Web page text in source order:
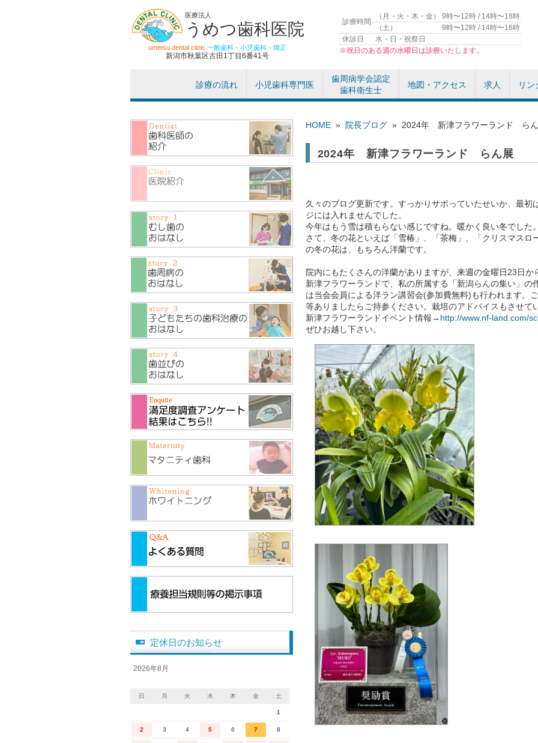
医療法人
うめつ歯科医院
umetsu dental clinic 一般歯科・小児歯科・矯正
新潟市秋葉区古田1丁目6番41号
診療時間
（月・火・木・金）
9時〜12時 / 14時〜18時
（土）
9時〜12時 / 14時〜16時
休診日
水・日・祝祭日
※祝日のある週の水曜日は診療いたします。
診療の流れ 小児歯科専門医
歯周病学会認定
歯科衛生士
地図・アクセス 求人 リン
HOME » 院長ブログ » 2024年 新津フラワーランド ら
2024年 新津フラワーランド らん展
久々のブログ更新です。すっかりサボっていたせいか、最初
ジには入れませんでした。
今年はもう雪は積もらない感じですね。暖かく良い冬でした。
さて、冬の花といえば「雪椿」、「茶梅」、「クリスマスロ
の冬の花は、もちろん洋蘭です。
院内にもたくさんの洋蘭がありますが、来週の金曜日23日
新津フラワーランドで、私の所属する「新潟らんの集い」の
は当会会員による洋ラン講習会(参加費無料)も行われます。
等ありましたらご持参ください。栽培のアドバイスもさせて
新津フラワーランドイベント情報→ http://www.nf-land.com/
ぜひお越し下さい。
定休日のお知らせ
2026年8月
日 月 火 水 木 金 土
1
2 3 4 5 6 7 8